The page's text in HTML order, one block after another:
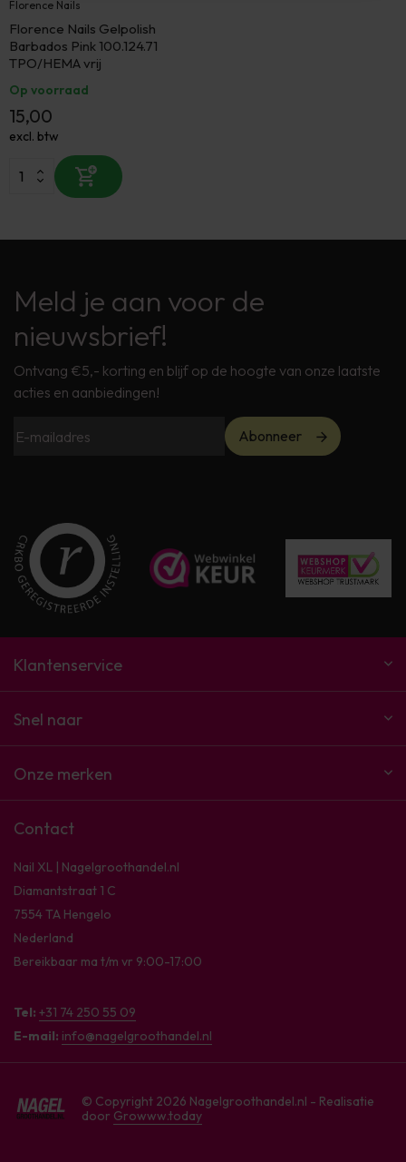
Florence Nails
Florence Nails Gelpolish
Barbados Pink 100.124.71
TPO/HEMA vrij
Op voorraad
15,00
excl. btw
Meld je aan voor de
nieuwsbrief!
Ontvang €5,- korting en blijf op de hoogte van onze laatste
acties en aanbiedingen!
Abonneer
Klantenservice
Snel naar
Onze merken
Contact
Nail XL | Nagelgroothandel.nl
Diamantstraat 1 C
7554 TA Hengelo
Nederland
Bereikbaar ma t/m vr 9:00-17:00
Tel: +31 74 250 55 09
E-mail: info@nagelgroothandel.nl
© Copyright 2026 Nagelgroothandel.nl - Realisatie
door Growww.today